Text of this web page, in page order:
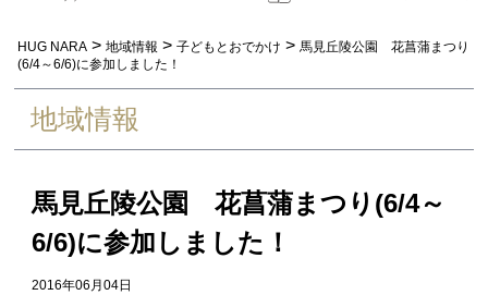
HUG NARA > 地域情報 > 子どもとおでかけ > 馬見丘陵公園 花菖蒲まつり
(6/4～6/6)に参加しました！
地域情報
馬見丘陵公園 花菖蒲まつり(6/4～
6/6)に参加しました！
2016年06月04日